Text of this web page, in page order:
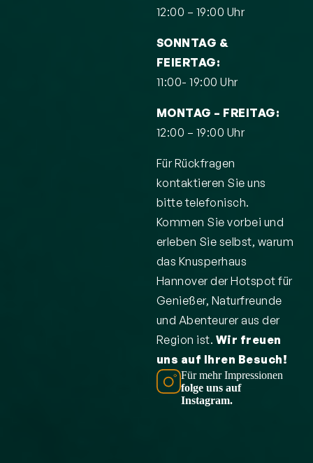
12:00 – 19:00 Uhr
SONNTAG &
FEIERTAG:
11:00- 19:00 Uhr
MONTAG – FREITAG:
12:00 – 19:00 Uhr
Für Rückfragen
kontaktieren Sie uns
bitte telefonisch.
Kommen Sie vorbei und
erleben Sie selbst, warum
das Knusperhaus
Hannover der Hotspot für
Genießer, Naturfreunde
und Abenteurer aus der
Region ist. Wir freuen
uns auf Ihren Besuch!
Für mehr Impressionen
folge uns auf
Instagram.